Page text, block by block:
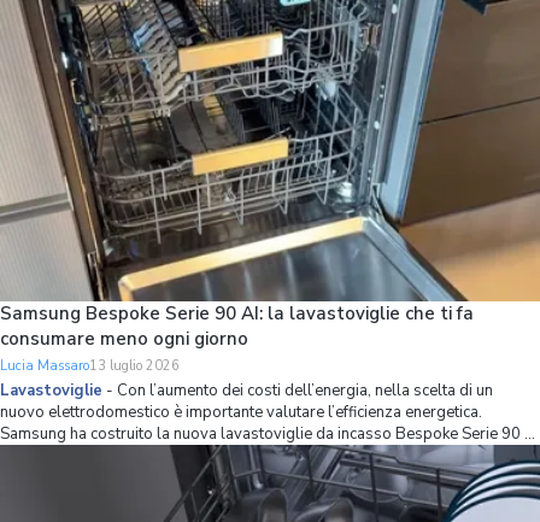
Samsung Bespoke Serie 90 AI: la lavastoviglie che ti fa
consumare meno ogni giorno
Lucia Massaro13 luglio 2026
Lavastoviglie - Con l’aumento dei costi dell’energia, nella scelta di un
nuovo elettrodomestico è importante valutare l’efficienza energetica.
Samsung ha costruito la nuova lavastoviglie da incasso Bespoke Serie 90 AI
partendo proprio da questo principio, combinando una classe energetica A